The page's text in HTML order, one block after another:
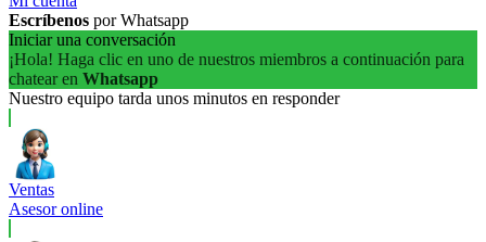
Escríbenos por Whatsapp
Iniciar una conversación
¡Hola! Haga clic en uno de nuestros miembros a continuación para
chatear en Whatsapp
Nuestro equipo tarda unos minutos en responder
Ventas
Asesor online